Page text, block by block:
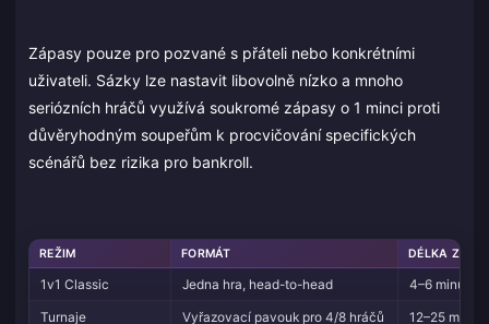
Zápasy pouze pro pozvané s přáteli nebo konkrétními
uživateli. Sázky lze nastavit libovolně nízko a mnoho
seriózních hráčů využívá soukromé zápasy o 1 minci proti
důvěryhodným soupeřům k procvičování specifických
scénářů bez rizika pro bankroll.
REŽIM FORMÁT DÉLKA
1v1 Classic Jedna hra, head-to-head
4–6 minut
Turnaje
Vyřazovací pavouk pro 4/8 hráčů
12–25 minut